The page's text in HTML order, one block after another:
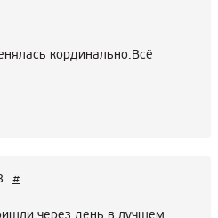
кординально.Всё
#
через день в лучшем